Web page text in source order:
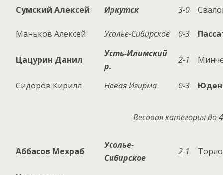
Сумский Алексей Иркутск 3-0
Маньков Алексей Усолье-Сибирское 0-3
Цацурин Данил
Усть-Илимский
р.
2-1
Сидоров Кирилл Новая Игирма 0-3
Весовая категория до
Аббасов Мехраб
Усолье-
Сибирское
2-1